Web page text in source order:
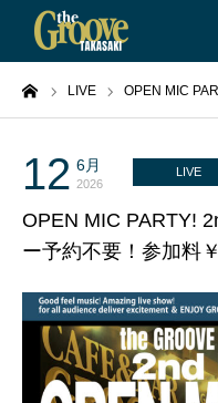
LIVE OPEN MIC
12 6月
2026
LIVE
OPEN MIC PARTY!
ー予約不要！参加料
HOME
LIVE
EQUIPMENT
ABOUT